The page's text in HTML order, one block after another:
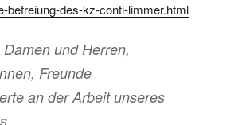
befreiung-des-kz-conti-limmer.html
und Herren,
Freunde
an der Arbeit unseres